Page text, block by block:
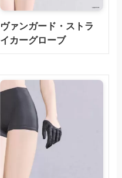
ヴァンガード・ストラ
イカーグローブ